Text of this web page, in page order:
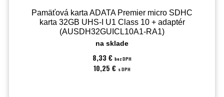
Pamäťová karta ADATA Premier micro SDHC
karta 32GB UHS-I U1 Class 10 + adaptér
(AUSDH32GUICL10A1-RA1)
na sklade
8,33 € bez DPH
10,25 € s DPH